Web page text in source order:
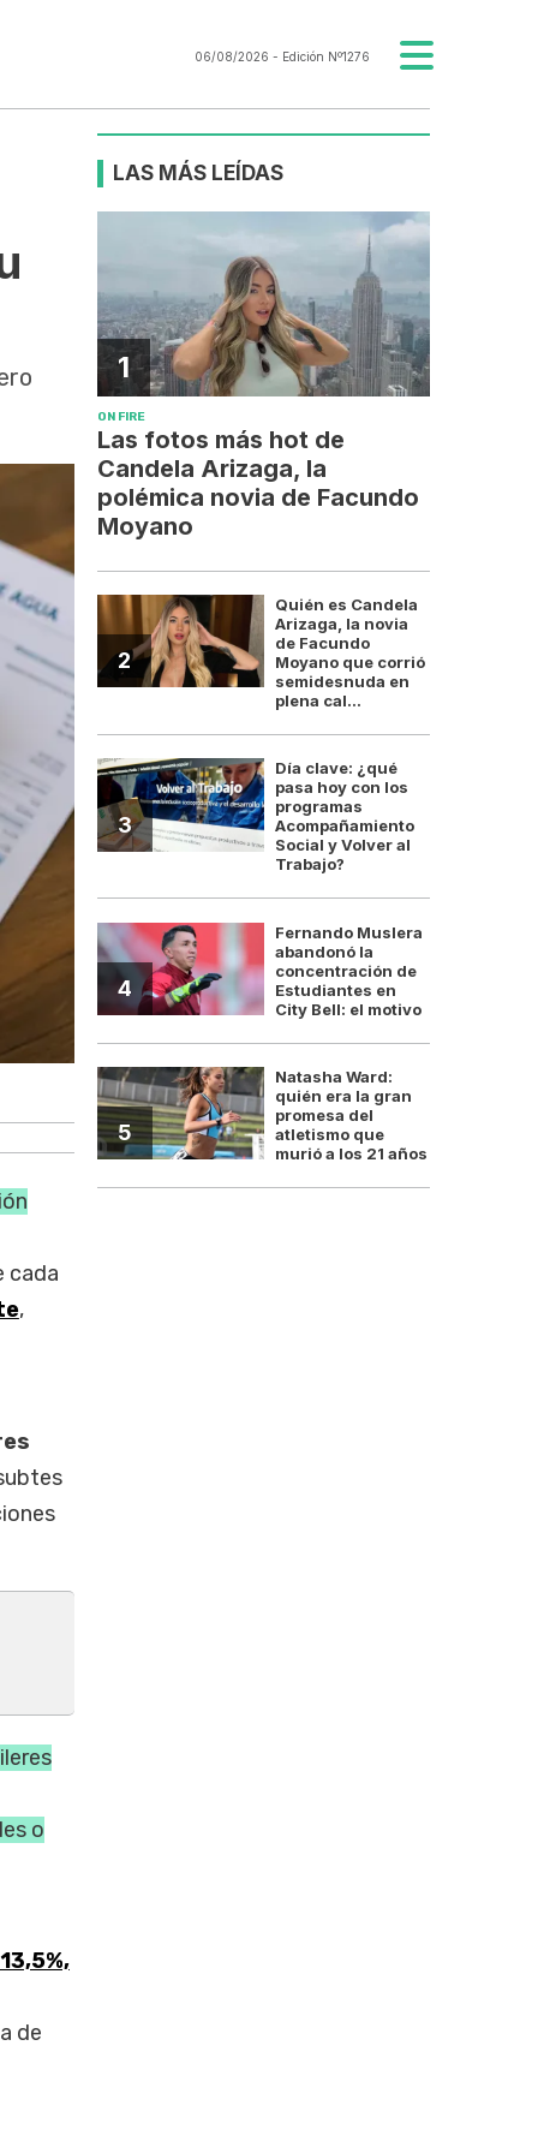
06/08/2026 - Edición Nº1276
Los aumentos de
cada
,
o
13,5%,
de
LAS MÁS LEÍDAS
1
ON FIRE
Las fotos más hot de
Candela Arizaga, la
polémica novia de Facundo
Moyano
2
Quién es Candela
Arizaga, la novia
de Facundo
Moyano que corrió
semidesnuda en
plena cal...
3
Día clave: ¿qué
pasa hoy con los
programas
Acompañamiento
Social y Volver al
Trabajo?
4
Fernando Muslera
abandonó la
concentración de
Estudiantes en
City Bell: el motivo
5
Natasha Ward:
quién era la gran
promesa del
atletismo que
murió a los 21 años